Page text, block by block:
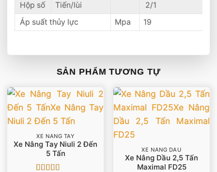
Hộp số Tiến/lùi
2/1
Áp suất thủy lực
Mpa 19
SẢN PHẨM TƯƠNG TỰ
XE NÂNG TAY
Xe Nâng Tay Niuli 2 Đến
5 Tấn
XE NÂNG DẦU
Xe Nâng Dầu 2,5 Tấn
Maximal FD25